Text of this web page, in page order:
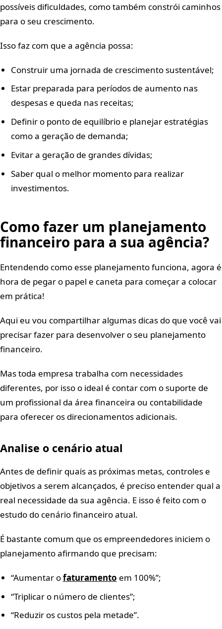
possíveis dificuldades, como também constrói caminhos
para o seu crescimento.
Isso faz com que a agência possa:
Construir uma jornada de crescimento sustentável;
Estar preparada para períodos de aumento nas
despesas e queda nas receitas;
Definir o ponto de equilíbrio e planejar estratégias
como a geração de demanda;
Evitar a geração de grandes dívidas;
Saber qual o melhor momento para realizar
investimentos.
Como fazer um planejamento
financeiro para a sua agência?
Entendendo como esse planejamento funciona, agora é
hora de pegar o papel e caneta para começar a colocar
em prática!
Aqui eu vou compartilhar algumas dicas do que você vai
precisar fazer para desenvolver o seu planejamento
financeiro.
Mas toda empresa trabalha com necessidades
diferentes, por isso o ideal é contar com o suporte de
um profissional da área financeira ou contabilidade
para oferecer os direcionamentos adicionais.
Analise o cenário atual
Antes de definir quais as próximas metas, controles e
objetivos a serem alcançados, é preciso entender qual a
real necessidade da sua agência. E isso é feito com o
estudo do cenário financeiro atual.
É bastante comum que os empreendedores iniciem o
planejamento afirmando que precisam:
“Aumentar ofaturamento em 100%”;
“Triplicar o número de clientes”;
“Reduzir os custos pela metade”.